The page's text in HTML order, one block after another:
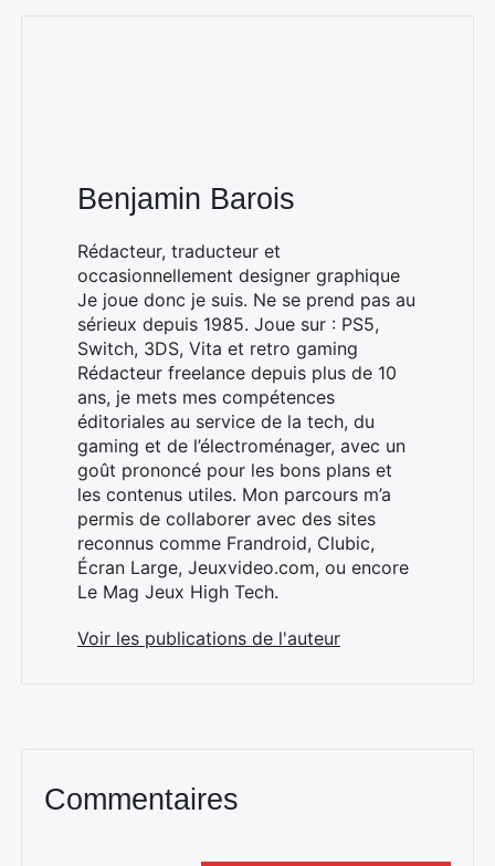
Benjamin Barois
Rédacteur, traducteur et
occasionnellement designer graphique
Je joue donc je suis. Ne se prend pas au
sérieux depuis 1985. Joue sur : PS5,
Switch, 3DS, Vita et retro gaming
Rédacteur freelance depuis plus de 10
ans, je mets mes compétences
éditoriales au service de la tech, du
gaming et de l’électroménager, avec un
goût prononcé pour les bons plans et
les contenus utiles. Mon parcours m’a
permis de collaborer avec des sites
reconnus comme Frandroid, Clubic,
Écran Large, Jeuxvideo.com, ou encore
Le Mag Jeux High Tech.
Voir les publications de l'auteur
Commentaires